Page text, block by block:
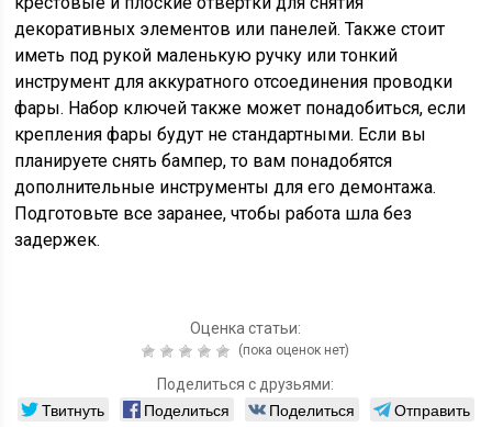
декоративных элементов или панелей. Также стоит
иметь под рукой маленькую ручку или тонкий
инструмент для аккуратного отсоединения проводки
фары. Набор ключей также может понадобиться, если
крепления фары будут не стандартными. Если вы
планируете снять бампер, то вам понадобятся
дополнительные инструменты для его демонтажа.
Подготовьте все заранее, чтобы работа шла без
задержек.
Оценка статьи:
(пока оценок нет)
Поделиться с друзьями:
Твитнуть Поделиться Поделиться
Отправить